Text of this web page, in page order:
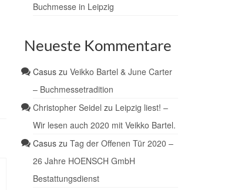
Buchmesse in Leipzig
Neueste Kommentare
Casuszu Veikko Bartel & June Carter
– Buchmessetradition
Christopher Seidel zu Leipzig liest! –
Wir lesen auch 2020 mit Veikko Bartel.
Casuszu Tag der Offenen Tür 2020 –
26 Jahre HOENSCH GmbH
Bestattungsdienst